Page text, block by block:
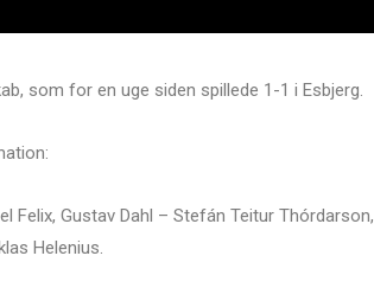
som for en uge siden spillede 1-1 i Esbjerg.
Felix, Gustav Dahl – Stefán Teitur Thórdarson,
Helenius.